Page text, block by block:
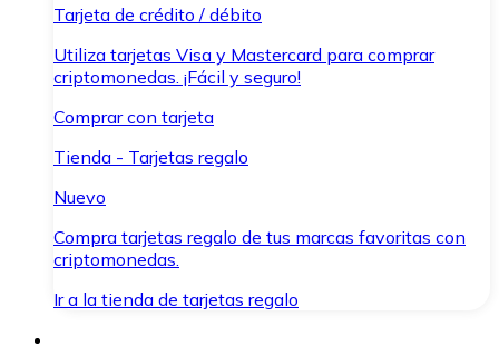
Tarjeta de crédito / débito
Utiliza tarjetas Visa y Mastercard para comprar
criptomonedas. ¡Fácil y seguro!
Comprar con tarjeta
Tienda - Tarjetas regalo
Nuevo
Compra tarjetas regalo de tus marcas favoritas con
criptomonedas.
Ir a la tienda de tarjetas regalo